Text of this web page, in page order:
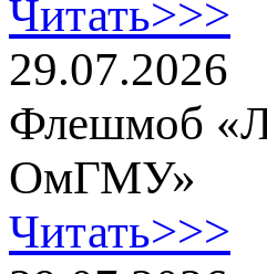
Читать>>>
29.07.2026
Флешмоб
ОмГМУ»
Читать>>>